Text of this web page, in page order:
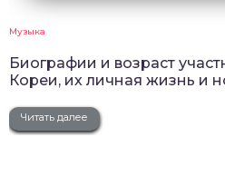
Музыка
Биографии и возраст
Кореи, их личная жизнь и
Читать далее